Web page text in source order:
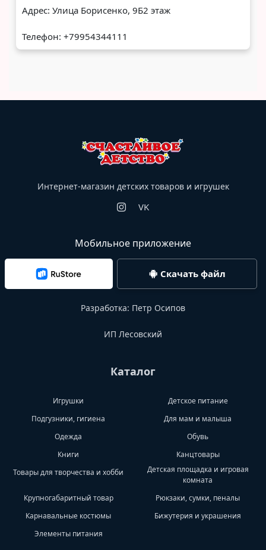
Адрес: ​Улица Борисенко, 9Б​2 этаж
Телефон: +79954344111
Интернет-магазин детских товаров и игрушек
VK
Мобильное приложение
Скачать файл
Разработка: Петр Осипов
ИП Лесовский
Каталог
Игрушки
Детское питание
Подгузники, гигиена
Для мам и малыша
Одежда
Обувь
Книги
Канцтовары
Товары для творчества и хобби
Детская площадка и игровая
комната
Крупногабаритный товар
Рюкзаки, сумки, пеналы
Карнавальные костюмы
Бижутерия и украшения
Элементы питания